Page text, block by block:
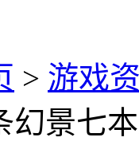
> 游戏
幻景七